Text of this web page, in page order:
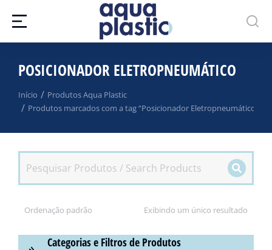
POSICIONADOR ELETROPNEUMÁTICO
Você está aqui:
Início
Produtos Aqua Plastic
Produtos marcados com a tag “Posicionador Eletropneumático”
Exibindo um único resultado
Categorias e Filtros de Produtos